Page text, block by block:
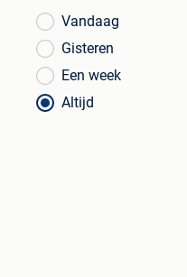
Vandaag
Gisteren
Een week
Altijd